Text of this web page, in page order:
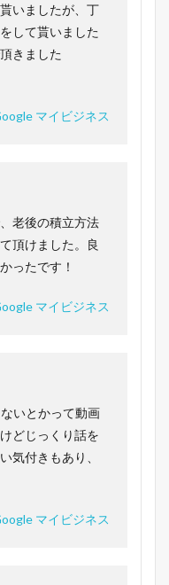
いましたが、丁
して貰いました
きました
マイビジネス
老後の積立方法
頂けました。良
ったです！
マイビジネス
いとかって動画
どじっくり話を
気付きもあり、
マイビジネス